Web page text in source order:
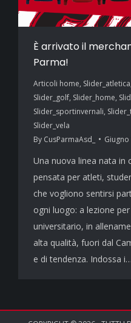
È arrivato il
Parma!
Articoli home, Slider_atletica
Slider_golf, Slider_home,
Slider_sportinvernali,
Slider_vela
By CusParmaAsd_
Una nuova linea nata in
pensata per atleti,
che vogliono sentirsi
ogni luogo: a lezione
universitario, in
alta qualità, fuori dal
e di tendenza. Indossa i…